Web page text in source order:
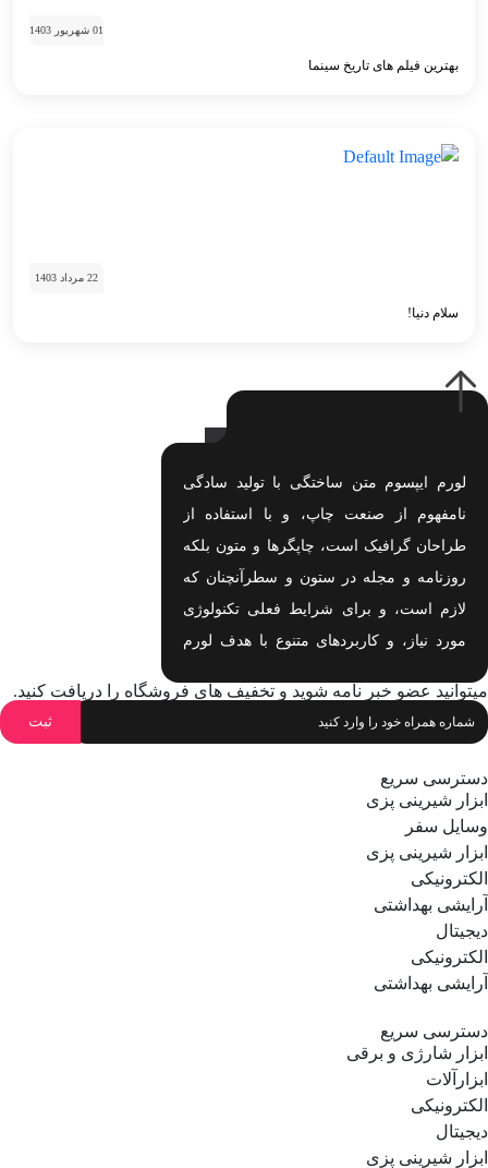
01 شهریور 1403
بهترین فیلم های تاریخ سینما
22 مرداد 1403
سلام دنیا!
لورم ایپسوم متن ساختگی با تولید سادگی
نامفهوم از صنعت چاپ، و با استفاده از
طراحان گرافیک است، چاپگرها و متون بلکه
روزنامه و مجله در ستون و سطرآنچنان که
لازم است، و برای شرایط فعلی تکنولوژی
مورد نیاز، و کاربردهای متنوع با هدف لورم
اهدف لورم ایپسوم متن ساختگی با تولید
میتوانید عضو خبر نامه شوید و تخفیف های فروشگاه را دریافت کنید.
دسترسی سریع
ابزار شیرینی پزی
وسایل سفر
ابزار شیرینی پزی
الکترونیکی
آرایشی بهداشتی
دیجیتال
الکترونیکی
آرایشی بهداشتی
دسترسی سریع
ابزار شارژی و برقی
ابزارآلات
الکترونیکی
دیجیتال
ابزار شیرینی پزی